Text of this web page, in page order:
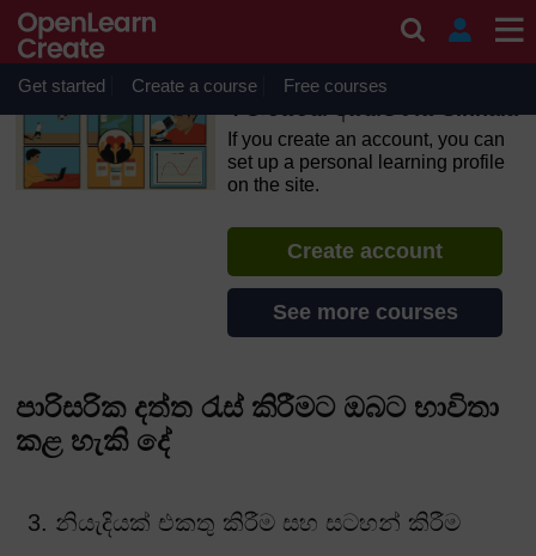
Skip to main content
OpenLearn Create will be unavailable on Wednesday 12
August 2026 from 8am to 10.30am (GMT) due to routine
maintenance.
Get started Create a course Free courses
4 පාරිසරික අධීක්ෂණය Sinhala
If you create an account, you can
set up a personal learning profile
on the site.
Create account
See more courses
පාරිසරික දත්ත රැස් කිරීමට ඔබට භාවිතා
කළ හැකි දේ
3. නියැදියක් එකතු කිරීම සහ සටහන් කිරීම